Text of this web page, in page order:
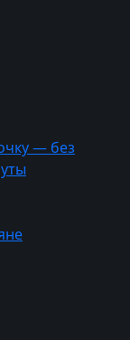
— без